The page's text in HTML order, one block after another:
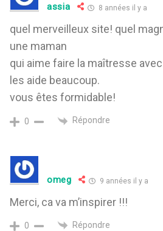
assia 8 années il y a
quel merveilleux site! quel
une maman
qui aime faire la maîtresse
les aide beaucoup.
vous êtes formidable!
0 Répondre
omeg 9 années il y a
Merci, ca va m’inspirer !!!
0 Répondre